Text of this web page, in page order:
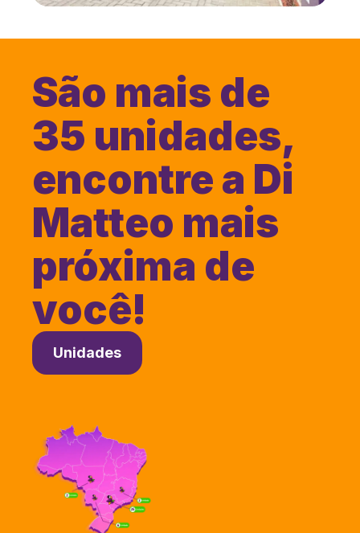
São mais de
35 unidades,
encontre a Di
Matteo mais
próxima de
você!
Unidades